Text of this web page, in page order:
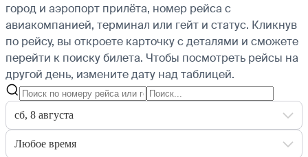
город и аэропорт прилёта, номер рейса с
авиакомпанией, терминал или гейт и статус. Кликнув
по рейсу, вы откроете карточку с деталями и сможете
перейти к поиску билета. Чтобы посмотреть рейсы на
другой день, измените дату над таблицей.
сб, 8 августа
Любое время